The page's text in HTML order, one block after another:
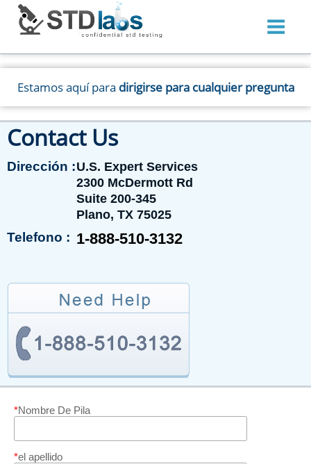
Estamos aquí para dirigirse para cualquier pregunta
Contact Us
Dirección :U.S. Expert Services
2300 McDermott Rd
Suite 200-345
Plano, TX 75025
Telefono : 1-888-510-3132
Nombre De Pila
*
el apellido
*